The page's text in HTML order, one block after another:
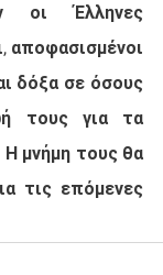
οι Έλληνες
αποφασισμένοι
δόξα σε όσους
τους για τα
Η μνήμη τους θα
τις επόμενες